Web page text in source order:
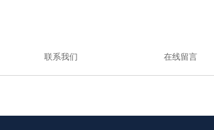
联系我们 在线留言